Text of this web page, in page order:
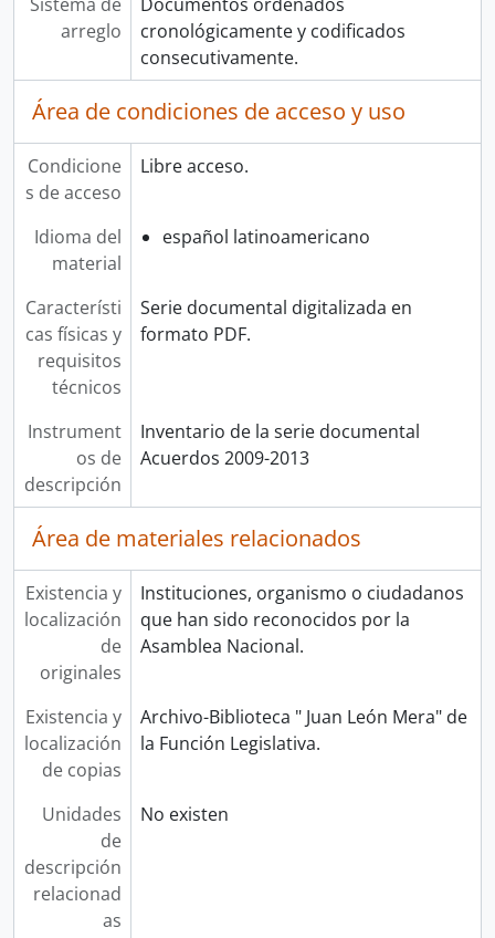
arreglo
cronológicamente y codificados
consecutivamente.
Área de condiciones de acceso y uso
Condicione
s de acceso
Libre acceso.
Idioma del
material
español latinoamericano
Característi
cas físicas y
requisitos
técnicos
Serie documental digitalizada en
formato PDF.
Instrument
os de
descripción
Inventario de la serie documental
Acuerdos 2009-2013
Área de materiales relacionados
Existencia y
localización
de
originales
Instituciones, organismo o ciudadanos
que han sido reconocidos por la
Asamblea Nacional.
Existencia y
localización
de copias
Archivo-Biblioteca " Juan León Mera" de
la Función Legislativa.
Unidades
de
descripción
relacionad
as
No existen